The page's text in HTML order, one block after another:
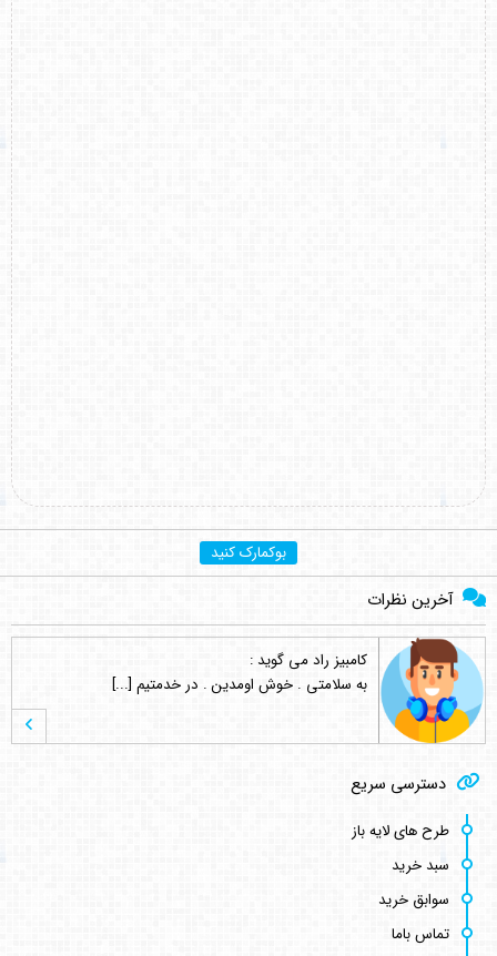
بوکمارک کنید
آخرین نظرات
علی مرادیمی گوید :
سلام من الان اشتراک خریداری کردم می [...]
علی مرادیدسترسی سریع
طرح های لایه باز
سبد خرید
سوابق خرید
تماس باما